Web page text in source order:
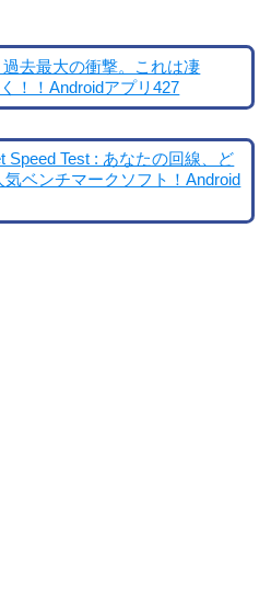
去最大の衝撃。これは凄
！！Androidアプリ427
Speed Test : あなたの回線、ど
ベンチマークソフト！Android